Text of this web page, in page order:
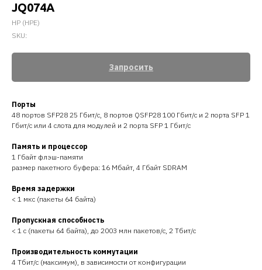
JQ074A
HP (HPE)
SKU:
Запросить
Порты
48 портов SFP28 25 Гбит/с, 8 портов QSFP28 100 Гбит/с и 2 порта SFP 1
Гбит/с или 4 слота для модулей и 2 порта SFP 1 Гбит/с
Память и процессор
1 Гбайт флэш-памяти
размер пакетного буфера: 16 Мбайт, 4 Гбайт SDRAM
Время задержки
< 1 мкс (пакеты 64 байта)
Пропускная способность
< 1 с (пакеты 64 байта), до 2003 млн пакетов/с, 2 Тбит/с
Производительность коммутации
4 Тбит/с (максимум), в зависимости от конфигурации